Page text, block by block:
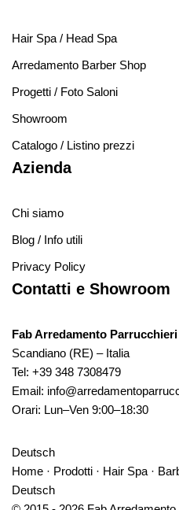
Hair Spa / Head Spa
Arredamento Barber Shop
Progetti / Foto Saloni
Showroom
Catalogo / Listino prezzi
Azienda
Chi siamo
Blog / Info utili
Privacy Policy
Contatti e Showroom
Fab Arredamento
Scandiano (RE) – Italia
Tel: +39 348 7308479
Email:
Orari: Lun–Ven 9:00–18:30
Deutsch
Home · Prodotti · Hair Spa ·
Deutsch